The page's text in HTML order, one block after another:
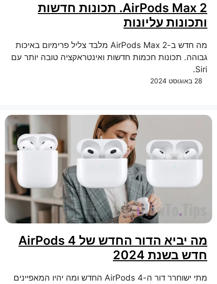
AirPods Max 2. תכונות חדשות
ותכונות עליונות
מה חדש ב-AirPods Max 2 מלבד צליל פרימיום באיכות
גבוהה. תכונות חכמות חדשות ואינטראקציה טובה יותר עם
Siri.
28 באוגוסט 2024
מה יביא הדור החדש של AirPods 4
חדש בשנת 2024
מתי ישוחרר דור ה-AirPods 4 החדש ומה יהיו המאפיינים